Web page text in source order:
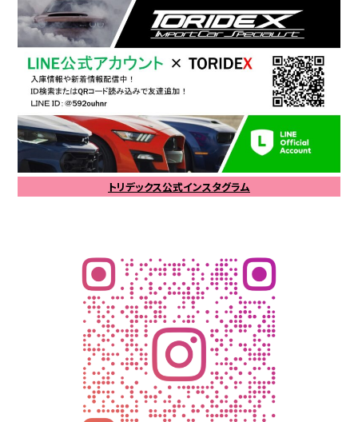
トリデックス公式インスタグラム